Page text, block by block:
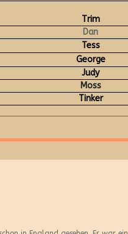
Trim
Dan
Tess
George
Judy
Moss
Tinker